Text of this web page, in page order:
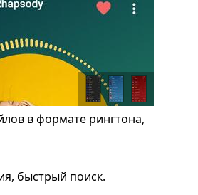
в формате рингтона,
быстрый поиск.